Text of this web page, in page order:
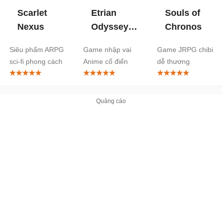
Scarlet
Nexus
Siêu phẩm ARPG
sci-fi phong cách
Anime
Etrian
Odyssey
Game nhập vai
Anime cổ điển
Souls of
Chronos
Game JRPG chibi
dễ thương